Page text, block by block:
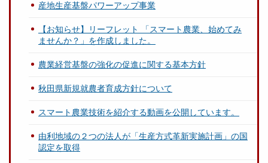
産地生産基盤パワーアップ事業
【お知らせ】リーフレット 「スマート農業、始めてみ
ませんか？」を作成しました。
農業経営基盤の強化の促進に関する基本方針
秋田県新規就農者育成方針について
スマート農業技術を紹介する動画を公開しています。
由利地域の２つの法人が「生産方式革新実施計画」の国
認定を取得